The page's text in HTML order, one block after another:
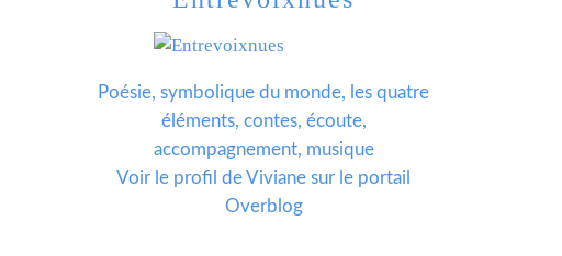
Poésie, symbolique du monde, les quatre
éléments, contes, écoute,
accompagnement, musique
Voir le profil deViviane sur le portail
Overblog